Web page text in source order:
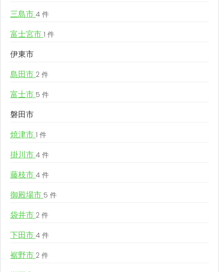
三島市 4 件
富士宮市 1 件
伊東市
島田市 2 件
富士市 5 件
磐田市
焼津市 1 件
掛川市 4 件
藤枝市 4 件
御殿場市 5 件
袋井市 2 件
下田市 4 件
裾野市 2 件